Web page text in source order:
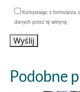
Korzystając z formularza
danych przez tę witrynę.
Wyślij
Podobne